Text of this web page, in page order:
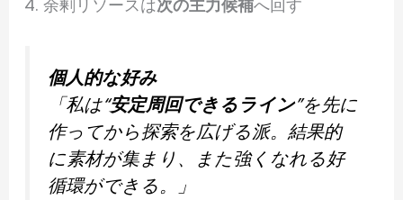
余剰リソースは次の主力候補へ回す
個人的な好み
「私は“安定周回できるライン”を先に
作ってから探索を広げる派。結果的
に素材が集まり、また強くなれる好
循環ができる。」